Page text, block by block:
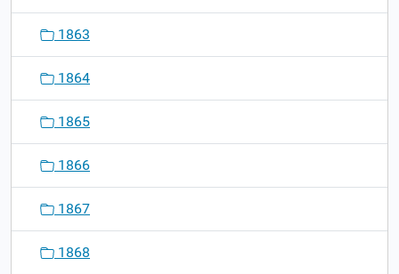
1863
1864
1865
1866
1867
1868